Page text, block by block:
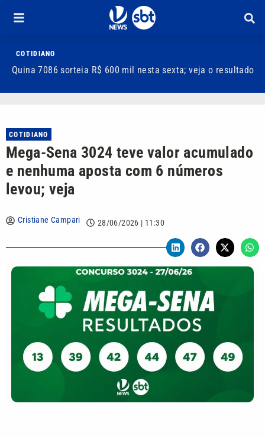
COTIDIANO
Quina 7086 sorteia R$ 600 mil nesta sexta; veja o resultado
COTIDIANO
Mega-Sena 3024 teve valor acumulado
e nenhuma aposta com 6 números
levou; veja
Cristiane Campari 28/06/2026 | 11:30